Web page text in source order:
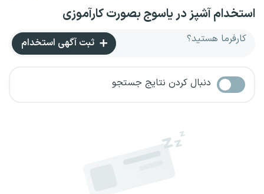
استخدام آشپز در یاسوج بصورت کارآموزی
کارفرما هستید؟ ثبت آگهی استخدام
دنبال کردن نتایج جستجو